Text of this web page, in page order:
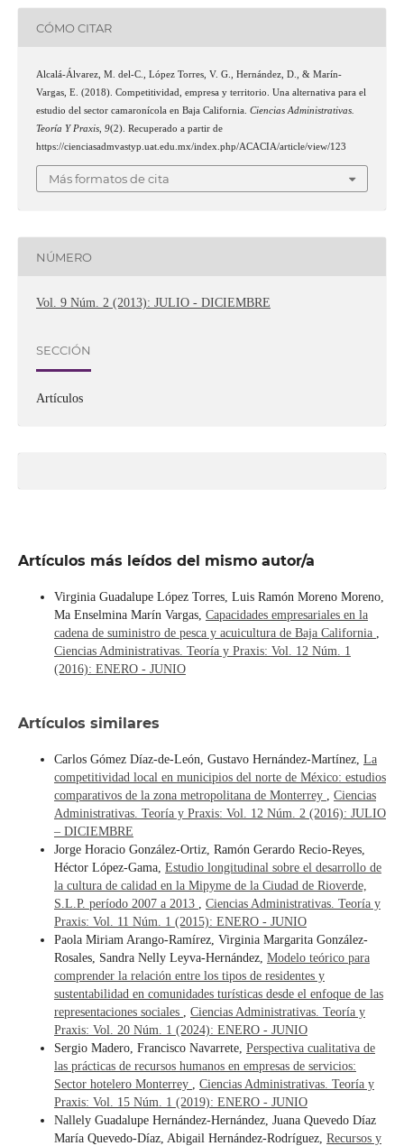
CÓMO CITAR
Alcalá-Álvarez, M. del-C., López Torres, V. G., Hernández, D., & Marín-
Vargas, E. (2018). Competitividad, empresa y territorio. Una alternativa para el
estudio del sector camaronícola en Baja California. Ciencias Administrativas.
Teoría Y Praxis, 9(2). Recuperado a partir de
https://cienciasadmvastyp.uat.edu.mx/index.php/ACACIA/article/view/123
Más formatos de cita
NÚMERO
Vol. 9 Núm. 2 (2013): JULIO - DICIEMBRE
SECCIÓN
Artículos
Artículos más leídos del mismo autor/a
Virginia Guadalupe López Torres, Luis Ramón Moreno Moreno,
Ma Enselmina Marín Vargas, Capacidades empresariales en la
cadena de suministro de pesca y acuicultura de Baja California ,
Ciencias Administrativas. Teoría y Praxis: Vol. 12 Núm. 1
(2016): ENERO - JUNIO
Artículos similares
Carlos Gómez Díaz-de-León, Gustavo Hernández-Martínez, La
competitividad local en municipios del norte de México: estudios
comparativos de la zona metropolitana de Monterrey , Ciencias
Administrativas. Teoría y Praxis: Vol. 12 Núm. 2 (2016): JULIO
– DICIEMBRE
Jorge Horacio González-Ortiz, Ramón Gerardo Recio-Reyes,
Héctor López-Gama, Estudio longitudinal sobre el desarrollo de
la cultura de calidad en la Mipyme de la Ciudad de Rioverde,
S.L.P. período 2007 a 2013 , Ciencias Administrativas. Teoría y
Praxis: Vol. 11 Núm. 1 (2015): ENERO - JUNIO
Paola Miriam Arango-Ramírez, Virginia Margarita González-
Rosales, Sandra Nelly Leyva-Hernández, Modelo teórico para
comprender la relación entre los tipos de residentes y
sustentabilidad en comunidades turísticas desde el enfoque de las
representaciones sociales , Ciencias Administrativas. Teoría y
Praxis: Vol. 20 Núm. 1 (2024): ENERO - JUNIO
Sergio Madero, Francisco Navarrete, Perspectiva cualitativa de
las prácticas de recursos humanos en empresas de servicios:
Sector hotelero Monterrey , Ciencias Administrativas. Teoría y
Praxis: Vol. 15 Núm. 1 (2019): ENERO - JUNIO
Nallely Guadalupe Hernández-Hernández, Juana Quevedo Díaz
María Quevedo-Díaz, Abigail Hernández-Rodríguez, Recursos y